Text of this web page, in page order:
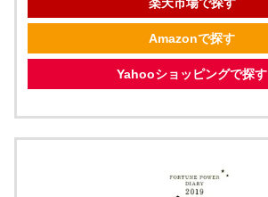
Amazonで探す
Yahooショッピングで探す